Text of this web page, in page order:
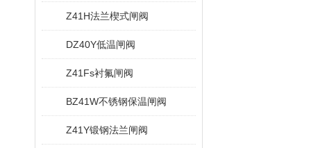
Z41H法兰楔式闸阀
DZ40Y低温闸阀
Z41Fs衬氟闸阀
BZ41W不锈钢保温闸阀
Z41Y锻钢法兰闸阀